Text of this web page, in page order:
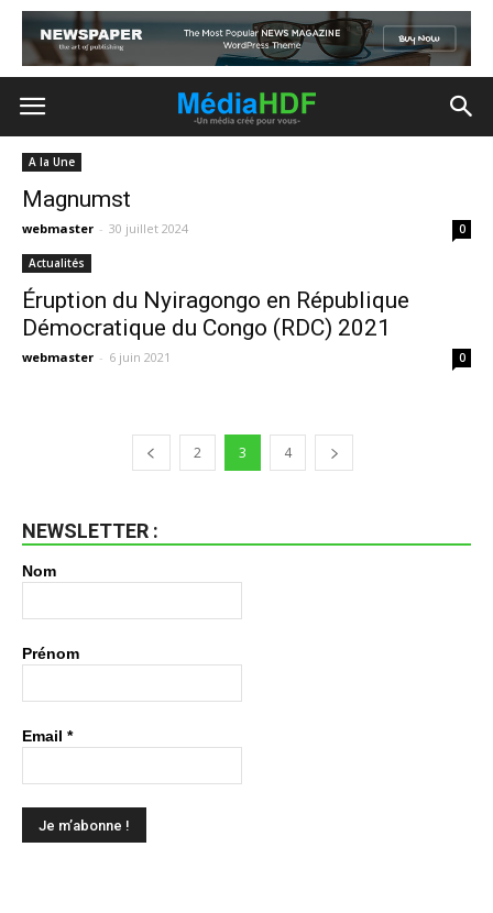
A la Une
Magnumst
webmaster - 30 juillet 2024 0
Actualités
Éruption du Nyiragongo en République
Démocratique du Congo (RDC) 2021
webmaster - 6 juin 2021 0
2 3 4
NEWSLETTER :
Nom
Prénom
Email *